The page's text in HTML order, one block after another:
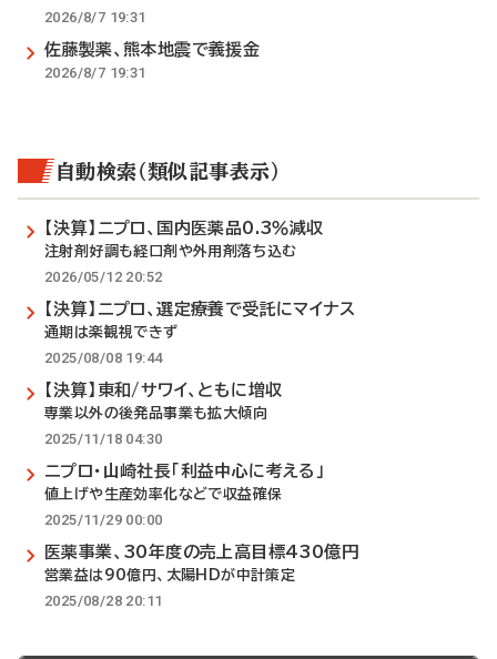
2026/8/7 19:31
佐藤製薬、熊本地震で義援金
2026/8/7 19:31
自動検索（類似記事表示）
【決算】ニプロ、国内医薬品0.3％減収
注射剤好調も経口剤や外用剤落ち込む
2026/05/12 20:52
【決算】ニプロ、選定療養で受託にマイナス
通期は楽観視できず
2025/08/08 19:44
【決算】東和/サワイ、ともに増収
専業以外の後発品事業も拡大傾向
2025/11/18 04:30
ニプロ・山崎社長「利益中心に考える」
値上げや生産効率化などで収益確保
2025/11/29 00:00
医薬事業、30年度の売上高目標430億円
営業益は90億円、太陽HDが中計策定
2025/08/28 20:11